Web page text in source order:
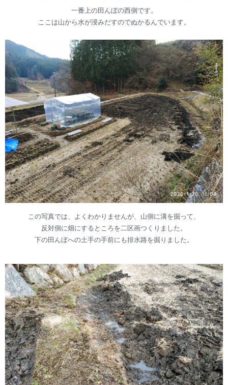
一番上の田んぼの西側です。
ここは山から水が浸みだすのでぬかるんでいます。
この写真では、よくわかりませんが、山側に溝を掘って、
反対側に畑にするところを二区画つくりました。
下の田んぼへの土手の手前にも排水路を掘りました。